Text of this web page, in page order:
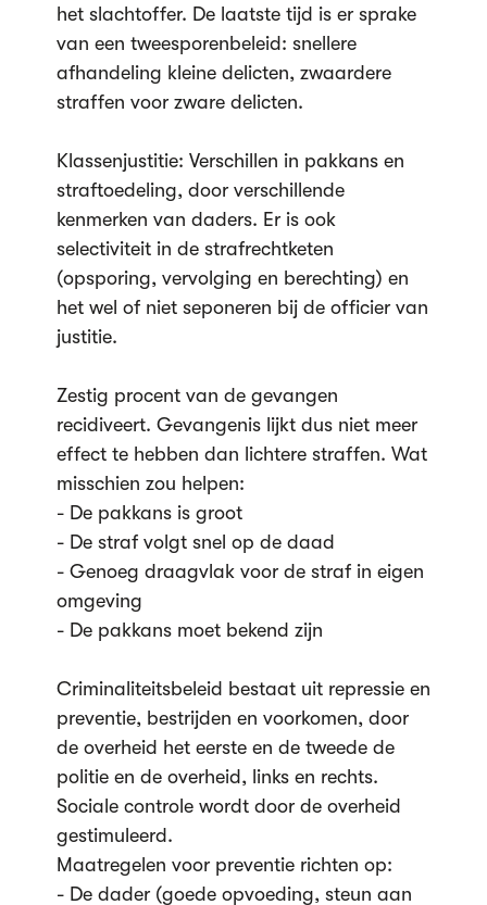
het slachtoffer. De laatste tijd is er sprake
van een tweesporenbeleid: snellere
afhandeling kleine delicten, zwaardere
straffen voor zware delicten.
Klassenjustitie: Verschillen in pakkans en
straftoedeling, door verschillende
kenmerken van daders. Er is ook
selectiviteit in de strafrechtketen
(opsporing, vervolging en berechting) en
het wel of niet seponeren bij de officier van
justitie.
Zestig procent van de gevangen
recidiveert. Gevangenis lijkt dus niet meer
effect te hebben dan lichtere straffen. Wat
misschien zou helpen:
- De pakkans is groot
- De straf volgt snel op de daad
- Genoeg draagvlak voor de straf in eigen
omgeving
- De pakkans moet bekend zijn
Criminaliteitsbeleid bestaat uit repressie en
preventie, bestrijden en voorkomen, door
de overheid het eerste en de tweede de
politie en de overheid, links en rechts.
Sociale controle wordt door de overheid
gestimuleerd.
Maatregelen voor preventie richten op:
- De dader (goede opvoeding, steun aan